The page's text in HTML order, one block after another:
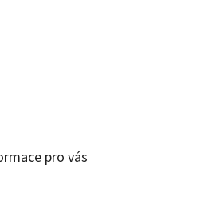
pro vás